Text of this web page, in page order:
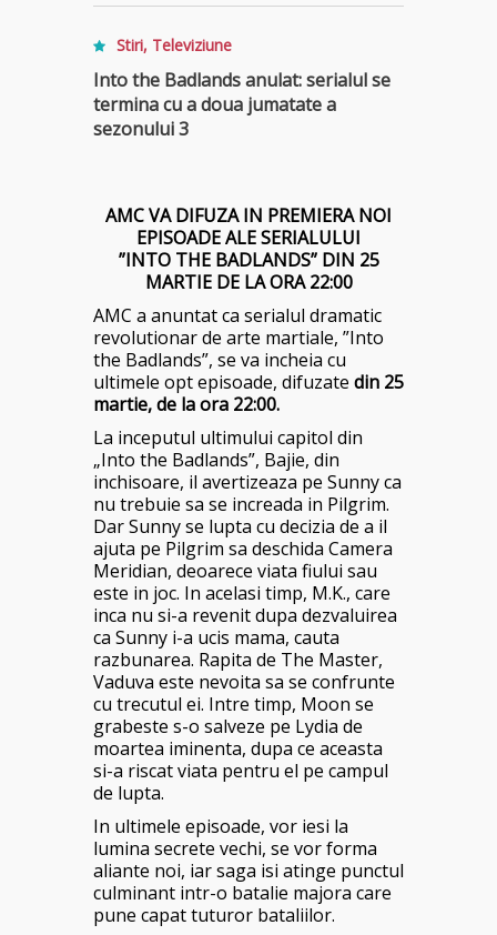
Stiri, Televiziune
Into the Badlands anulat: serialul se
termina cu a doua jumatate a
sezonului 3
AMC VA DIFUZA IN PREMIERA NOI
EPISOADE ALE SERIALULUI
”INTO THE BADLANDS” DIN 25
MARTIE DE LA ORA 22:00
AMC a anuntat ca serialul dramatic
revolutionar de arte martiale, ”Into
the Badlands”, se va incheia cu
ultimele opt episoade, difuzate din 25
martie, de la ora 22:00.
La inceputul ultimului capitol din
„Into the Badlands”, Bajie, din
inchisoare, il avertizeaza pe Sunny ca
nu trebuie sa se increada in Pilgrim.
Dar Sunny se lupta cu decizia de a il
ajuta pe Pilgrim sa deschida Camera
Meridian, deoarece viata fiului sau
este in joc. In acelasi timp, M.K., care
inca nu si-a revenit dupa dezvaluirea
ca Sunny i-a ucis mama, cauta
razbunarea. Rapita de The Master,
Vaduva este nevoita sa se confrunte
cu trecutul ei. Intre timp, Moon se
grabeste s-o salveze pe Lydia de
moartea iminenta, dupa ce aceasta
si-a riscat viata pentru el pe campul
de lupta.
In ultimele episoade, vor iesi la
lumina secrete vechi, se vor forma
aliante noi, iar saga isi atinge punctul
culminant intr-o batalie majora care
pune capat tuturor bataliilor.